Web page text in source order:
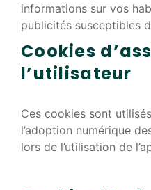
informations sur vos
publicités susceptibles
Cookies
l’utilisateur
Ces cookies sont
l’adoption numérique
lors de l’utilisation de